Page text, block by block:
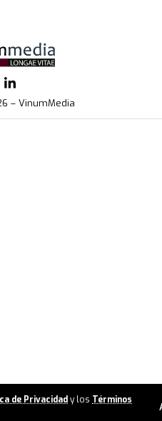
de Privacidad y los Términos
– VinumMedia